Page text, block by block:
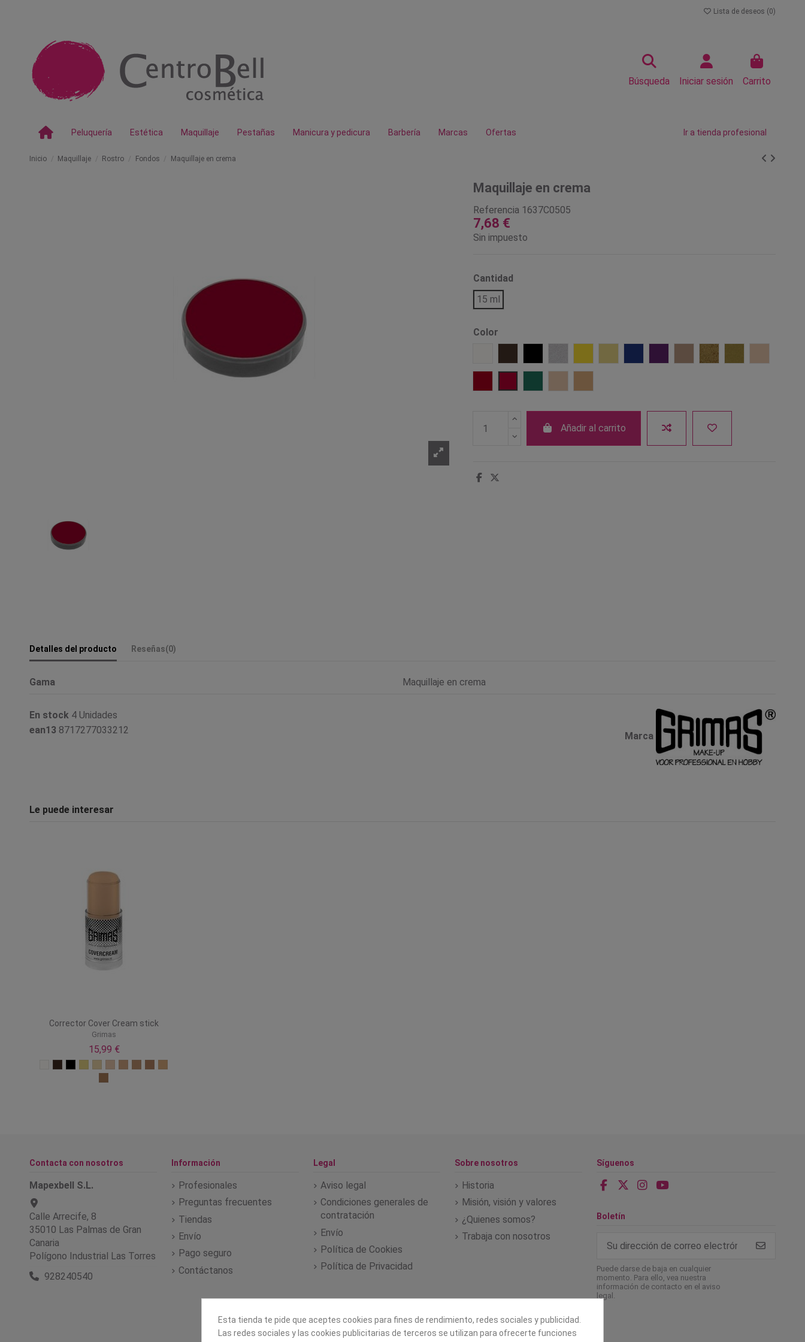
Lista de deseos (0)
Búsqueda Iniciar sesión Carrito
Peluquería Estética Maquillaje Pestañas Manicura y pedicura Barbería Marcas Ofertas Ir a tienda profesional
Inicio Maquillaje Rostro Fondos Maquillaje en crema
Maquillaje en crema
Referencia 1637C0505
7,68 €
Sin impuesto
Cantidad
15 ml
Color
Marrón OAOro 705
Añadir al carrito
Detalles del producto Reseñas(0)
Gama Maquillaje en crema
Marca
En stock 4 Unidades
ean13 8717277033212
Le puede interesar
Corrector Cover Cream stick
Grimas
15,99 €
Contacta con nosotros
Mapexbell S.L.
Calle Arrecife, 8
35010 Las Palmas de Gran
Canaria
Polígono Industrial Las Torres
928240540
Información
Profesionales
Preguntas frecuentes
Tiendas
Envío
Pago seguro
Contáctanos
Legal
Aviso legal
Condiciones generales de
contratación
Envío
Política de Cookies
Política de Privacidad
Sobre nosotros
Historia
Misión, visión y valores
¿Quienes somos?
Trabaja con nosotros
Síguenos
Boletín
Puede darse de baja en cualquier
momento. Para ello, vea nuestra
información de contacto en el aviso
legal.
Esta tienda te pide que aceptes cookies para fines de rendimiento, redes sociales y publicidad.
Las redes sociales y las cookies publicitarias de terceros se utilizan para ofrecerte funciones